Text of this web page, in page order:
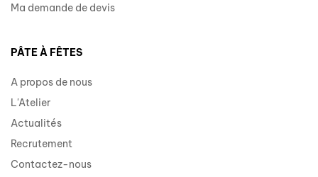
Ma demande de devis
PÂTE À FÊTES
A propos de nous
L'Atelier
Actualités
Recrutement
Contactez-nous